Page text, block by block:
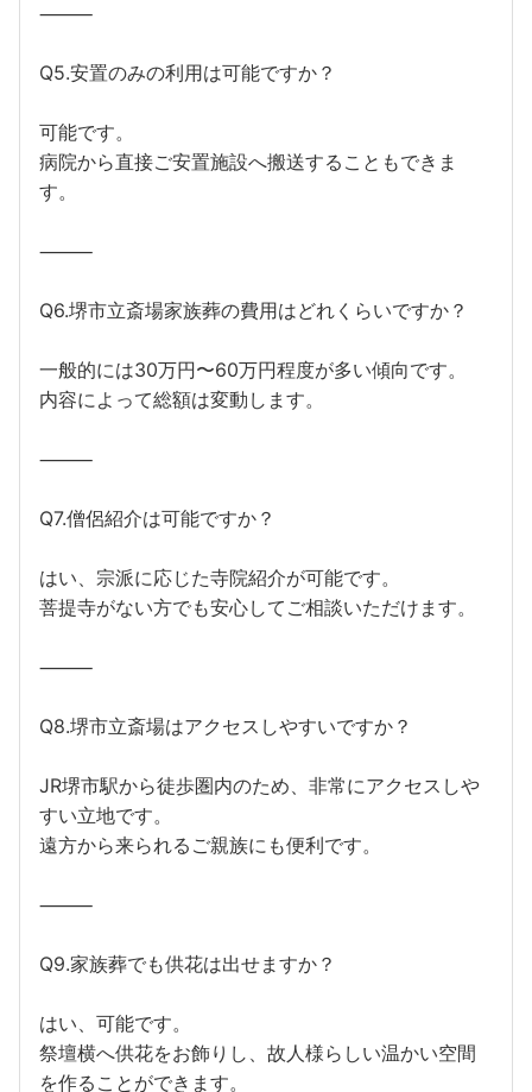
⸻
Q5.安置のみの利用は可能ですか？
可能です。
病院から直接ご安置施設へ搬送することもできま
す。
⸻
Q6.堺市立斎場家族葬の費用はどれくらいですか？
一般的には30万円〜60万円程度が多い傾向です。
内容によって総額は変動します。
⸻
Q7.僧侶紹介は可能ですか？
はい、宗派に応じた寺院紹介が可能です。
菩提寺がない方でも安心してご相談いただけます。
⸻
Q8.堺市立斎場はアクセスしやすいですか？
JR堺市駅から徒歩圏内のため、非常にアクセスしや
すい立地です。
遠方から来られるご親族にも便利です。
⸻
Q9.家族葬でも供花は出せますか？
はい、可能です。
祭壇横へ供花をお飾りし、故人様らしい温かい空間
を作ることができます。